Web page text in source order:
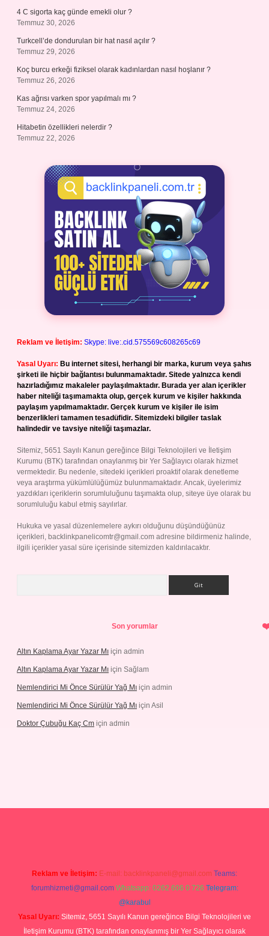
4 C sigorta kaç günde emekli olur ?
Temmuz 30, 2026
Turkcell’de dondurulan bir hat nasıl açılır ?
Temmuz 29, 2026
Koç burcu erkeği fiziksel olarak kadınlardan nasıl hoşlanır ?
Temmuz 26, 2026
Kas ağrısı varken spor yapılmalı mı ?
Temmuz 24, 2026
Hitabetin özellikleri nelerdir ?
Temmuz 22, 2026
Reklam ve İletişim: Skype: live:.cid.575569c608265c69
Yasal Uyarı: Bu internet sitesi, herhangi bir marka, kurum veya şahıs
şirketi ile hiçbir bağlantısı bulunmamaktadır. Sitede yalnızca kendi
hazırladığımız makaleler paylaşılmaktadır. Burada yer alan içerikler
haber niteliği taşımamakta olup, gerçek kurum ve kişiler hakkında
paylaşım yapılmamaktadır. Gerçek kurum ve kişiler ile isim
benzerlikleri tamamen tesadüfidir. Sitemizdeki bilgiler taslak
halindedir ve tavsiye niteliği taşımazlar.
Sitemiz, 5651 Sayılı Kanun gereğince Bilgi Teknolojileri ve İletişim
Kurumu (BTK) tarafından onaylanmış bir Yer Sağlayıcı olarak hizmet
vermektedir. Bu nedenle, sitedeki içerikleri proaktif olarak denetleme
veya araştırma yükümlülüğümüz bulunmamaktadır. Ancak, üyelerimiz
yazdıkları içeriklerin sorumluluğunu taşımakta olup, siteye üye olarak bu
sorumluluğu kabul etmiş sayılırlar.
Hukuka ve yasal düzenlemelere aykırı olduğunu düşündüğünüz
içerikleri, backlinkpanelicomtr@gmail.com adresine bildirmeniz halinde,
ilgili içerikler yasal süre içerisinde sitemizden kaldırılacaktır.
Son yorumlar
Altın Kaplama Ayar Yazar Mı için admin
Altın Kaplama Ayar Yazar Mı için Sağlam
Nemlendirici Mi Önce Sürülür Yağ Mı için admin
Nemlendirici Mi Önce Sürülür Yağ Mı için Asil
Doktor Çubuğu Kaç Cm için admin
Reklam ve İletişim: E-mail: backlinkpaneli@gmail.com Teams:
forumhizmeti@gmail.com Whatsapp: 0262 606 0 726 Telegram:
@karabul
Yasal Uyarı: Sitemiz, 5651 Sayılı Kanun gereğince Bilgi Teknolojileri ve
İletişim Kurumu (BTK) tarafından onaylanmış bir Yer Sağlayıcı olarak